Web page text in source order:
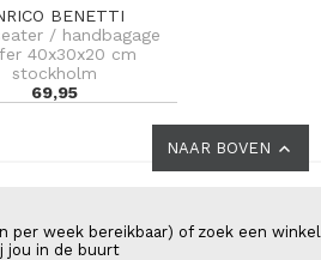
BENETTI
/ handbagage
40x30x20 cm
stockholm
69,95
NAAR BOVEN
per week bereikbaar) of zoek een winkel
jou in de buurt